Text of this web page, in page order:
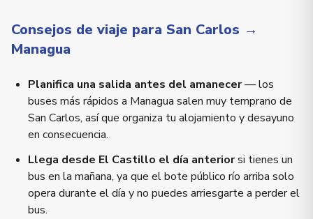
Consejos de viaje para San Carlos →
Managua
Planifica una salida antes del amanecer— los
buses más rápidos a Managua salen muy temprano de
San Carlos, así que organiza tu alojamiento y desayuno
en consecuencia.
Llega desde El Castillo el día anteriorsi tienes un
bus en la mañana, ya que el bote público río arriba solo
opera durante el día y no puedes arriesgarte a perder el
bus.